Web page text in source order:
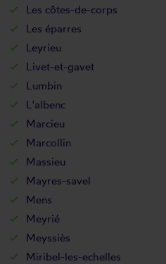
Les côtes-de-corps
Les éparres
Leyrieu
Livet-et-gavet
Lumbin
L'albenc
Marcieu
Marcollin
Massieu
Mayres-savel
Mens
Meyrié
Meyssiès
Miribel-les-echelles